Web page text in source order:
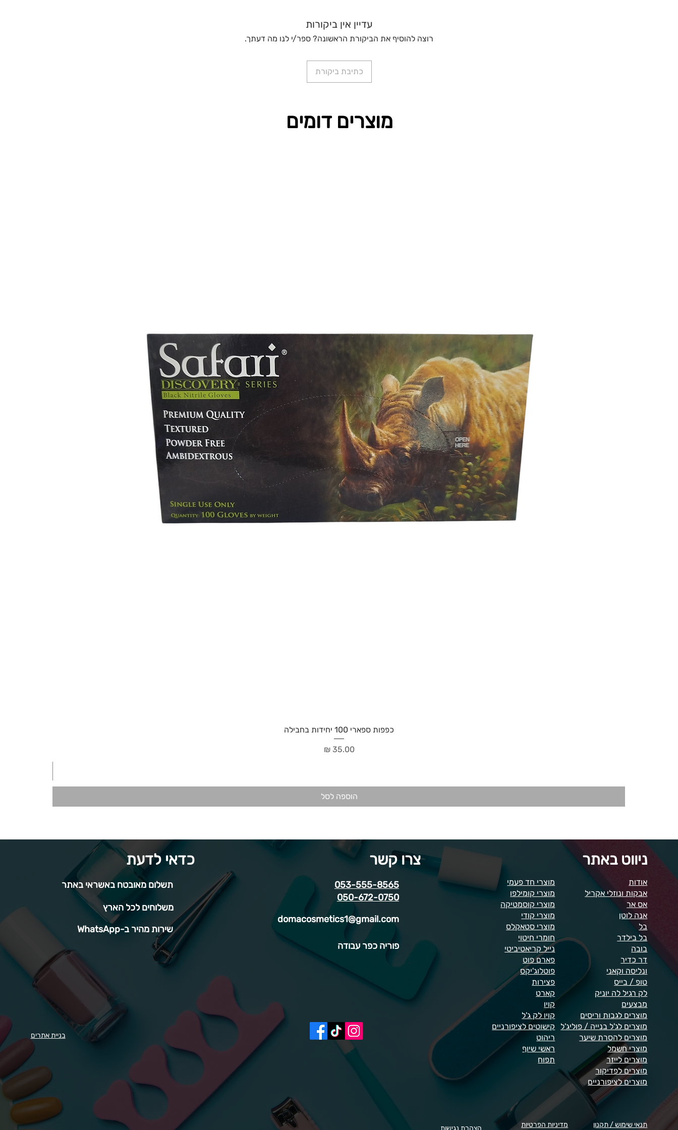
עדיין אין ביקורות
רוצה להוסיף את הביקורת הראשונה? ספר/י לנו מה דעתך.
כתיבת ביקורת
מוצרים דומים
כפפות ספארי 100 יחידות בחבילה
מחיר‏35.00 ‏₪
הוספה לסל
כדאי לדעת
תשלום מאובטח באשראי באתר
משלוחים לכל הארץ
שירות מהיר ב-WhatsApp
בניית אתרים
צרו קשר
053-555-8565
050-672-0750
domacosmetics1@gmail.com
פוריה כפר עבודה
ניווט באתר
מוצרי חד פעמי
מוצרי קומילפו
מוצרי קוסמטיקה
מוצרי קודי
מוצרי סטאקלס
חומרי חיטוי
נייל קריאטיביטי
פארם פוט
פוטלוג'יקס
פצירות
קארט
קויו
קויו לק ג'ל
קישוטים לציפורניים
ריהוט
ראשי שיוף
תפוח
אודות
אבקות ונוזלי אקריל
אס אר
אנה לוטן
בל
בל בילדר
בובה
דר כדיר
ונליסה וקאני
טופ / בייס
לק רגיל לה יוניק
מבצעים
מוצרים לגבות וריסים
מוצרים לג'ל בנייה / פוליג'ל
מוצרים להסרת שיער
מוצרי חשמל
מוצרים לייזר
מוצרים לפדיקור
מוצרים לציפורניים
מדיניות הפרטיות תנאי שימוש / תקנון הצהרת נגישות